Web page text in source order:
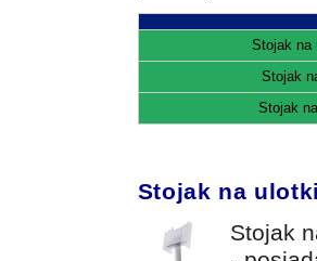
Stojak na
Stojak
Stojak
Stojak na
Stojak